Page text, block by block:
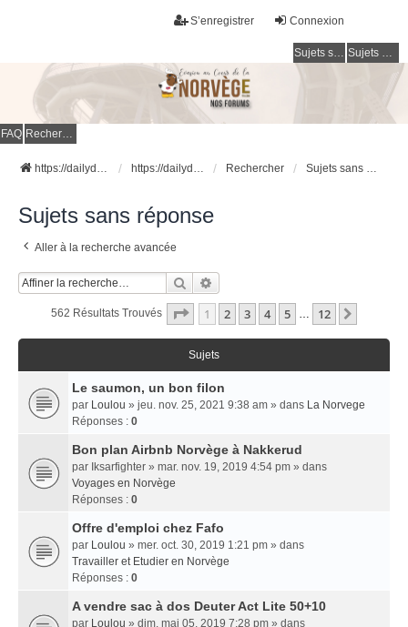
Connexion
S’enregistrer
Sujets sans réponse Sujets actifs
FAQ Rechercher
https://dailydigesthub.com https://dailydigesthub.com Rechercher Sujets sans réponse
Sujets sans réponse
Aller à la recherche avancée
Rechercher
562 Résultats Trouvés Page 1Sur
1 2 3 4 5 … 12
Sujets
Le saumon, un bon filon
par Loulou » jeu. nov. 25, 2021 9:38 am » dans La Norvege
Réponses : 0
Bon plan Airbnb Norvège à Nakkerud
par Iksarfighter » mar. nov. 19, 2019 4:54 pm » dans
Voyages en Norvège
Réponses : 0
Offre d'emploi chez Fafo
par Loulou » mer. oct. 30, 2019 1:21 pm » dans
Travailler et Etudier en Norvège
Réponses : 0
A vendre sac à dos Deuter Act Lite 50+10
par Loulou » dim. mai 05, 2019 7:28 pm » dans